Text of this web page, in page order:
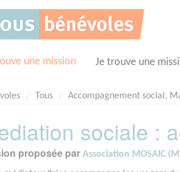
une mission Je trouve une
Tous Accompagnement social,
sociale :
proposée par Association MOSAIC